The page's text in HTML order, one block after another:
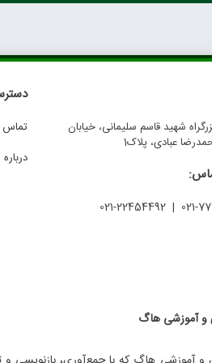
شهید قاسم سلیمانی، خیابان
عبادی، پلاک1
021-
تماس
و آموزشی هاگ